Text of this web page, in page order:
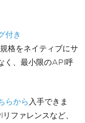
付き
格をネイティブにサ
く、最小限のAPI呼
らから 入手できま
ファレンスなど、